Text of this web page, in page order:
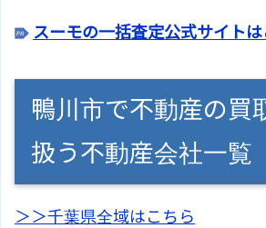
スーモの一括査定公式サイトは
鴨川市で不動産の買
扱う不動産会社一覧
＞＞千葉県全域はこちら